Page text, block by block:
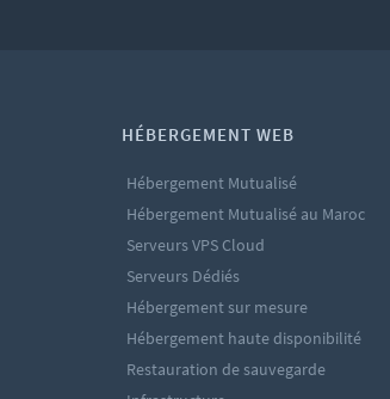
HÉBERGEMENT WEB
Hébergement Mutualisé
Hébergement Mutualisé au Maroc
Serveurs VPS Cloud
Serveurs Dédiés
Hébergement sur mesure
Hébergement haute disponibilité
Restauration de sauvegarde